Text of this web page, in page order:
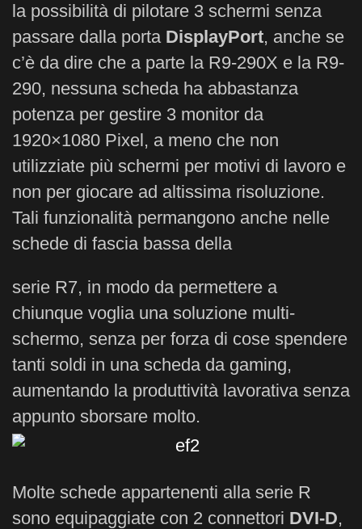
la possibilità di pilotare 3 schermi senza
passare dalla porta DisplayPort, anche se
c’è da dire che a parte la R9-290X e la R9-
290, nessuna scheda ha abbastanza
potenza per gestire 3 monitor da
1920×1080 Pixel, a meno che non
utilizziate più schermi per motivi di lavoro e
non per giocare ad altissima risoluzione.
Tali funzionalità permangono anche nelle
schede di fascia bassa della
serie R7, in modo da permettere a
chiunque voglia una soluzione multi-
schermo, senza per forza di cose spendere
tanti soldi in una scheda da gaming,
aumentando la produttività lavorativa senza
appunto sborsare molto.
Molte schede appartenenti alla serie R
sono equipaggiate con 2 connettori DVI-D,